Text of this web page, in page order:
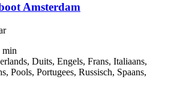
Amsterdam
min
Duits, Engels, Frans, Italiaans,
Pools, Portugees, Russisch, Spaans,